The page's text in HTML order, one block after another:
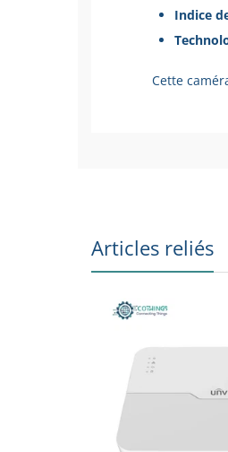
Indice
Cette
Vision
Indice
Articles reliés